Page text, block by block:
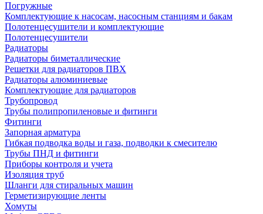
Погружные
Комплектующие к насосам, насосным станциям и бакам
Полотенцесушители и комплектующие
Полотенцесушители
Радиаторы
Радиаторы биметаллические
Решетки для радиаторов ПВХ
Радиаторы алюминиевые
Комплектующие для радиаторов
Трубопровод
Трубы полипропиленовые и фитинги
Фитинги
Запорная арматура
Гибкая подводка воды и газа, подводки к смесителю
Трубы ПНД и фитинги
Приборы контроля и учета
Изоляция труб
Шланги для стиральных машин
Герметизирующие ленты
Хомуты